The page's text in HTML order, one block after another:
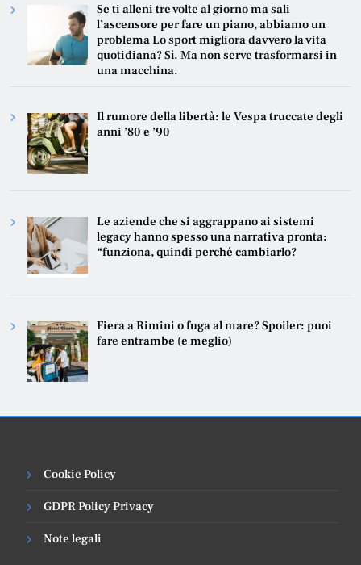
Se ti alleni tre volte al giorno ma sali
l’ascensore per fare un piano, abbiamo un
problema Lo sport migliora davvero la vita
quotidiana? Sì. Ma non serve trasformarsi in
una macchina.
Il rumore della libertà: le Vespa truccate degli
anni ’80 e ’90
Le aziende che si aggrappano ai sistemi
legacy hanno spesso una narrativa pronta:
“funziona, quindi perché cambiarlo?
Fiera a Rimini o fuga al mare? Spoiler: puoi
fare entrambe (e meglio)
Cookie Policy
GDPR Policy Privacy
Note legali